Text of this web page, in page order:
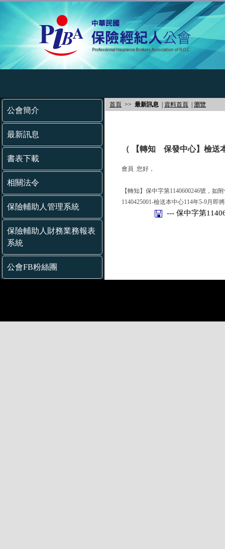
公會簡介
最新訊息
書表下載
相關法令
保險輔助人管理系統
保險輔助人財務業務報表
系統
公會FB粉絲團
首頁 >> 最新訊息 資料首頁 瀏覽
（ 【轉知 保發中心】檢送
會員 您好，
【轉知】保中字第1140600246號，如
1140425001-檢送本中心114年5-9月
--- 保中字第